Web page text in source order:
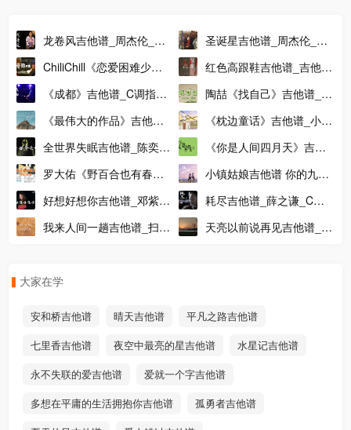
吉他派不分手的恋爱吉他谱-2
龙卷风吉他谱_周杰伦_G
调简单版吉他弹唱谱
圣诞星吉他谱_周杰伦_吉
他弹唱示范A调版吉他谱
ChiliChill《恋爱困难少
女》吉他谱_吉他弹唱演示
视频_简单版吉他谱
红色高跟鞋吉他谱_吉他指
弹谱_吉他独奏演示视频
《成都》吉他谱_C调指法
六线谱_高清图片谱_完形
吉他
陶喆《找自己》吉他谱_G
调版吉他弹唱伴奏谱附演
示示范
《最伟大的作品》吉他谱_
周杰伦_G调版弹唱吉他谱
《枕边童话》吉他谱_小田
音乐社/傲七爷_C调吉他谱
_弹唱音频
全世界失眠吉他谱_陈奕迅
_E调指法版吉他弹唱谱
《你是人间四月天》吉他
谱_吉他弹唱演示视频_G
调指法
罗大佑《野百合也有春
天》吉他谱_吉他弹唱教学
讲解视频
小镇姑娘吉他谱 你的九儿
C调弹唱六线谱
好想好想你吉他谱_邓紫棋
_G调和弦指法吉他弹唱谱
耗尽吉他谱_薛之谦_C调
弹唱吉他谱_高清六线谱
我来人间一趟吉他谱_扫弦
天亮以前说再见吉他谱_吉
大家在学
安和桥吉他谱 晴天吉他谱
平凡之路吉他谱
七里香吉他谱
夜空中最亮的星吉他谱
水星记吉他谱
永不失联的爱吉他谱
爱就一个字吉他谱
多想在平庸的生活拥抱你吉他谱
孤勇者吉他谱